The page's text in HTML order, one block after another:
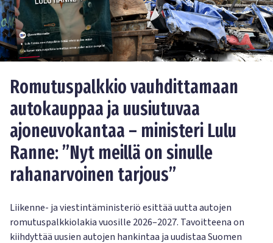
Romutuspalkkio vauhdittamaan
autokauppaa ja uusiutuvaa
ajoneuvokantaa – ministeri Lulu
Ranne: ”Nyt meillä on sinulle
rahanarvoinen tarjous”
Liikenne- ja viestintäministeriö esittää uutta autojen
romutuspalkkiolakia vuosille 2026–2027. Tavoitteena on
kiihdyttää uusien autojen hankintaa ja uudistaa Suomen